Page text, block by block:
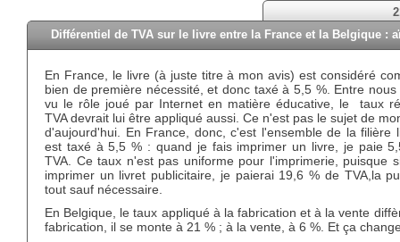
Différentiel de TVA sur le livre entre la France et la Belgique :
En France, le livre (à juste titre à mon avis) est considéré
bien de première nécessité, et donc taxé à 5,5 %. Entre nous
vu le rôle joué par Internet en matière éducative, le taux
TVA devrait lui être appliqué aussi. Ce n'est pas le sujet de
d'aujourd'hui. En France, donc, c'est l'ensemble de la filière
est taxé à 5,5 % : quand je fais imprimer un livre, je paie
TVA. Ce taux n'est pas uniforme pour l'imprimerie, puisque
imprimer un livret publicitaire, je paierai 19,6 % de TVA,la
tout sauf nécessaire.
En Belgique, le taux appliqué à la fabrication et à la vente
fabrication, il se monte à 21 % ; à la vente, à 6 %. Et ça